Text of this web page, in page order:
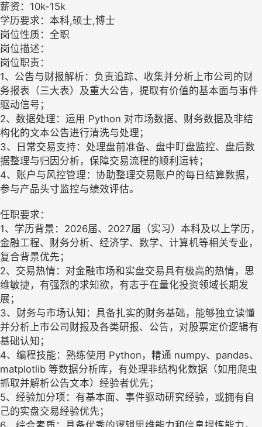
薪资：10k-15k
学历要求：本科,硕士,博士
岗位性质：全职
岗位描述：
岗位职责：
1、公告与财报解析：负责追踪、收集并分析上市公司的财
务报表（三大表）及重大公告，提取有价值的基本面与事件
驱动信号；
2、数据处理：运用 Python 对市场数据、财务数据及非结
构化的文本公告进行清洗与处理；
3、日常交易支持：处理盘前准备、盘中盯盘监控、盘后数
据整理与归因分析，保障交易流程的顺利运转；
4、账户与风控管理：协助整理交易账户的每日结算数据，
参与产品头寸监控与绩效评估。
任职要求：
1、学历背景：2026届、2027届（实习）本科及以上学历，
金融工程、财务分析、经济学、数学、计算机等相关专业，
复合背景优先；
2、交易热情：对金融市场和实盘交易具有极高的热情，思
维敏捷，有强烈的求知欲，有志于在量化投资领域长期发
展；
3、财务与市场认知：具备扎实的财务基础，能够独立读懂
并分析上市公司财报及各类研报、公告，对股票定价逻辑有
基础认知；
4、编程技能：熟练使用 Python，精通 numpy、pandas、
matplotlib 等数据分析库，有处理非结构化数据（如用爬虫
抓取并解析公告文本）经验者优先；
5、经验加分项：有基本面、事件驱动研究经验，或拥有自
己的实盘交易经验优先；